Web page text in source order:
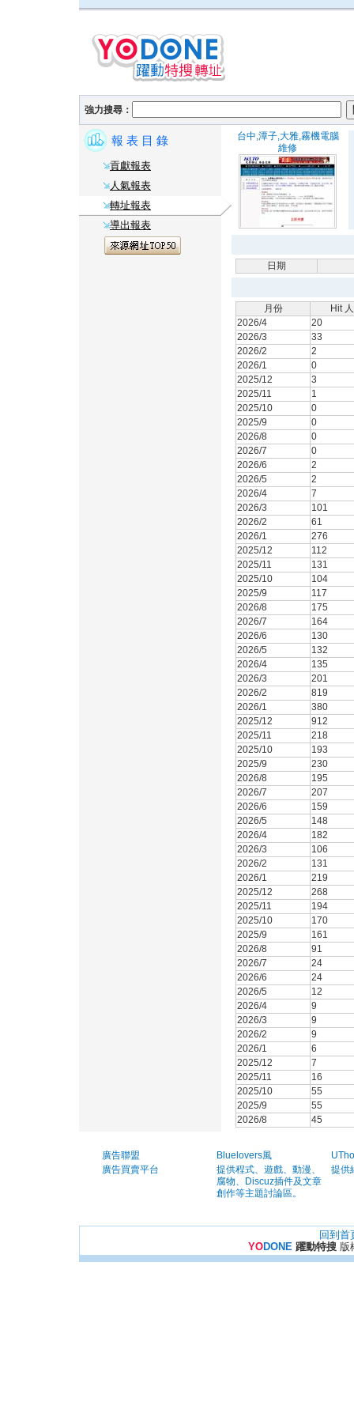
強力搜尋：
報 表 目 錄
貢獻報表
人氣報表
轉址報表
導出報表
台中,潭子,大雅,霧機電腦
維修
日期
月份
Hit
2026/4
20
2026/3
33
2026/2
2
2026/1
0
2025/12
3
2025/11
1
2025/10
0
2025/9
0
2026/8
0
2026/7
0
2026/6
2
2026/5
2
2026/4
7
2026/3
101
2026/2
61
2026/1
276
2025/12
112
2025/11
131
2025/10
104
2025/9
117
2026/8
175
2026/7
164
2026/6
130
2026/5
132
2026/4
135
2026/3
201
2026/2
819
2026/1
380
2025/12
912
2025/11
218
2025/10
193
2025/9
230
2026/8
195
2026/7
207
2026/6
159
2026/5
148
2026/4
182
2026/3
106
2026/2
131
2026/1
219
2025/12
268
2025/11
194
2025/10
170
2025/9
161
2026/8
91
2026/7
24
2026/6
24
2026/5
12
2026/4
9
2026/3
9
2026/2
9
2026/1
6
2025/12
7
2025/11
16
2025/10
55
2025/9
55
2026/8
45
廣告聯盟
廣告買賣平台
Bluelovers風
提供程式、遊戲、動漫、
腐物、Discuz插件及文章
創作等主題討論區。
提供
回到首
YODONE 躍動特搜版